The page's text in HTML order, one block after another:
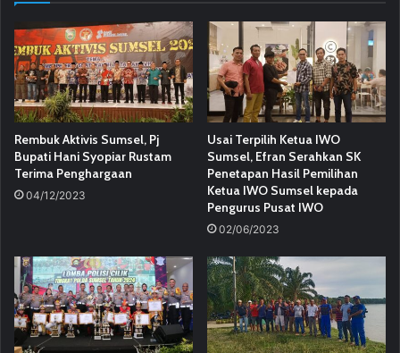
Rembuk Aktivis Sumsel, Pj
Bupati Hani Syopiar Rustam
Terima Penghargaan
04/12/2023
Usai Terpilih Ketua IWO
Sumsel, Efran Serahkan SK
Penetapan Hasil Pemilihan
Ketua IWO Sumsel kepada
Pengurus Pusat IWO
02/06/2023